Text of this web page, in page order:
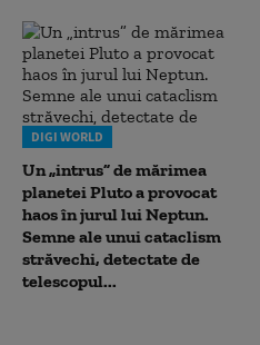
DIGI WORLD
Un „intrus” de mărimea
planetei Pluto a provocat
haos în jurul lui Neptun.
Semne ale unui cataclism
străvechi, detectate de
telescopul...